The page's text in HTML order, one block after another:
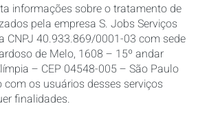
informações sobre o tratamento de
pela empresa S. Jobs Serviços
CNPJ 40.933.869/0001-03 com sede
de Melo, 1608 – 15º andar
– CEP 04548-005 – São Paulo
com os usuários desses serviços
finalidades.